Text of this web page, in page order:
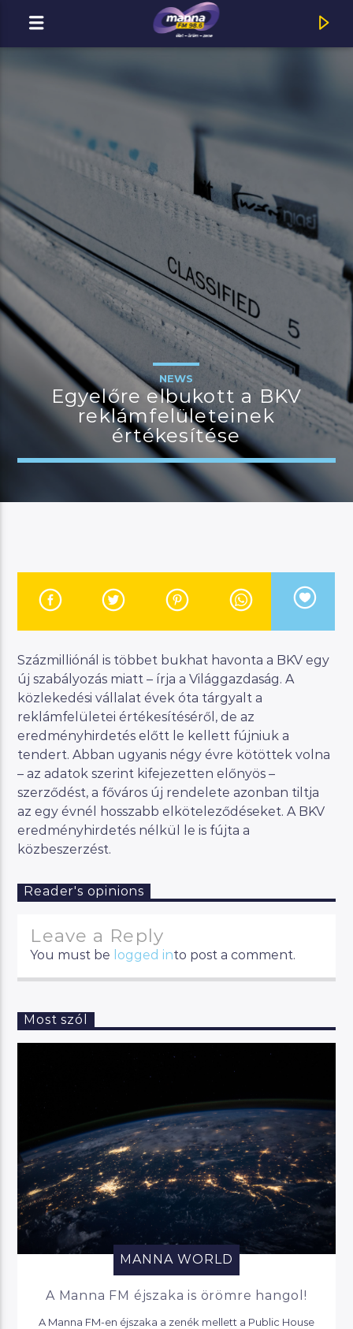
MOST ADÁSBAN
MannaFM
Sanctus Real : YOU ARE I AM
JELENLEGI MŰSOR
MANNA WORLD
07:00
Manna FM
NEWS
Egyelőre elbukott a BKV
reklámfelületeinek
értékesítése
Százmilliónál is többet bukhat havonta a BKV egy
új szabályozás miatt – írja a Világgazdaság. A
közlekedési vállalat évek óta tárgyalt a
reklámfelületei értékesítéséről, de az
eredményhirdetés előtt le kellett fújniuk a
tendert. Abban ugyanis négy évre kötöttek volna
– az adatok szerint kifejezetten előnyös –
szerződést, a főváros új rendelete azonban tiltja
az egy évnél hosszabb elköteleződéseket. A BKV
eredményhirdetés nélkül le is fújta a
közbeszerzést.
Reader's opinions
Leave a Reply
You must be logged into post a comment.
Most szól
MANNA WORLD
A Manna FM éjszaka is örömre hangol!
A Manna FM-en éjszaka a zenék mellett a Public House